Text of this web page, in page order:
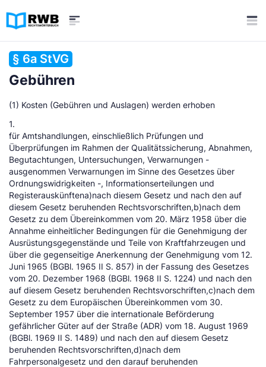
§ 6a StVG
Gebühren
(1) Kosten (Gebühren und Auslagen) werden erhoben
1.
für Amtshandlungen, einschließlich Prüfungen und
Überprüfungen im Rahmen der Qualitätssicherung, Abnahmen,
Begutachtungen, Untersuchungen, Verwarnungen -
ausgenommen Verwarnungen im Sinne des Gesetzes über
Ordnungswidrigkeiten -, Informationserteilungen und
Registerauskünftena)nach diesem Gesetz und nach den auf
diesem Gesetz beruhenden Rechtsvorschriften,b)nach dem
Gesetz zu dem Übereinkommen vom 20. März 1958 über die
Annahme einheitlicher Bedingungen für die Genehmigung der
Ausrüstungsgegenstände und Teile von Kraftfahrzeugen und
über die gegenseitige Anerkennung der Genehmigung vom 12.
Juni 1965 (BGBl. 1965 II S. 857) in der Fassung des Gesetzes
vom 20. Dezember 1968 (BGBl. 1968 II S. 1224) und nach den
auf diesem Gesetz beruhenden Rechtsvorschriften,c)nach dem
Gesetz zu dem Europäischen Übereinkommen vom 30.
September 1957 über die internationale Beförderung
gefährlicher Güter auf der Straße (ADR) vom 18. August 1969
(BGBl. 1969 II S. 1489) und nach den auf diesem Gesetz
beruhenden Rechtsvorschriften,d)nach dem
Fahrpersonalgesetz und den darauf beruhenden